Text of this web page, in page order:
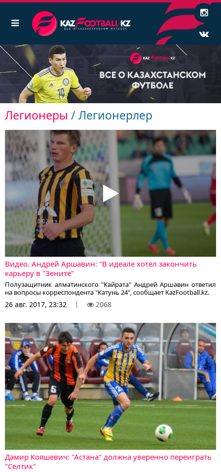
Легионеры / Легионерлер
Видео. Андрей Аршавин: "В идеале хотел закончить
карьеру в "Зените"
Полузащитник алматинского "Кайрата" Андрей Аршавин ответил
на вопросы корреспондента "Катунь 24", сообщает KazFootball.kz.
26 авг. 2017, 23:32 2068
Дамир Кояшевич: "Астана" должна уверенно переиграть
"Селтик"